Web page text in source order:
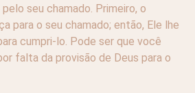
seu chamado. Primeiro, o
para o seu chamado; então, Ele lhe
cumpri-lo. Pode ser que você
falta da provisão de Deus para o